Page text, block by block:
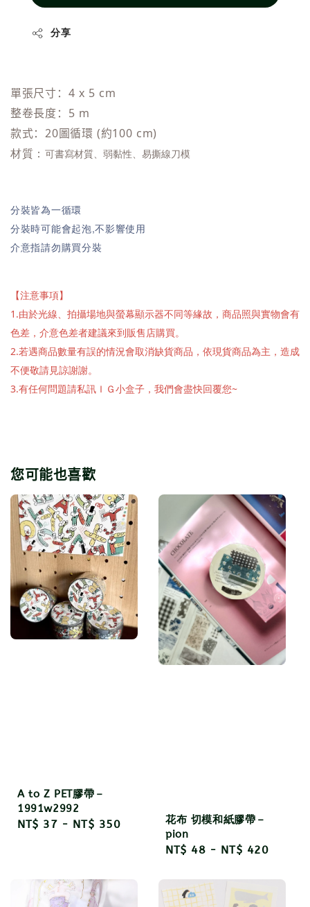
分享
單張尺寸：4 x 5 cm
整卷長度：5 m
款式：20圖循環 (約100 cm)
材質：可書寫材質、弱黏性、易撕線刀模
分裝皆為一循環
分裝時可能會起泡,不影響使用
介意指請勿購買分裝
【注意事項】
1.由於光線、拍攝場地與螢幕顯示器不同等緣故，商品照與實物會有
色差，介意色差者建議來到販售店購買。
2.若遇商品數量有誤的情況會取消缺貨商品，依現貨商品為主，造成
不便敬請見諒謝謝。
3.有任何問題請私訊ＩＧ小盒子，我們會盡快回覆您~
您可能也喜歡
A to Z PET膠帶－
1991w2992
Regular
NT$ 37 - NT$ 350
花布 切模和紙膠帶－
pion
Regular
NT$ 48 - NT$ 420